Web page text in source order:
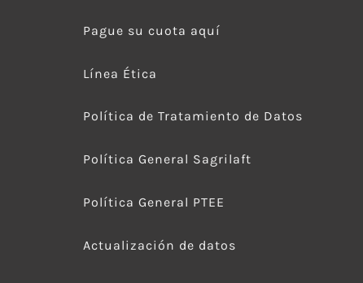
Pague su cuota aquí
Línea Ética
Política de Tratamiento de Datos
Política General Sagrilaft
Política General PTEE
Actualización de datos